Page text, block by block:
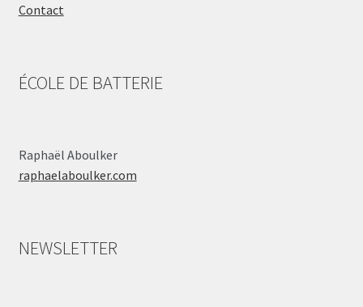
Contact
ÉCOLE DE BATTERIE
Raphaël Aboulker
raphaelaboulker.com
NEWSLETTER